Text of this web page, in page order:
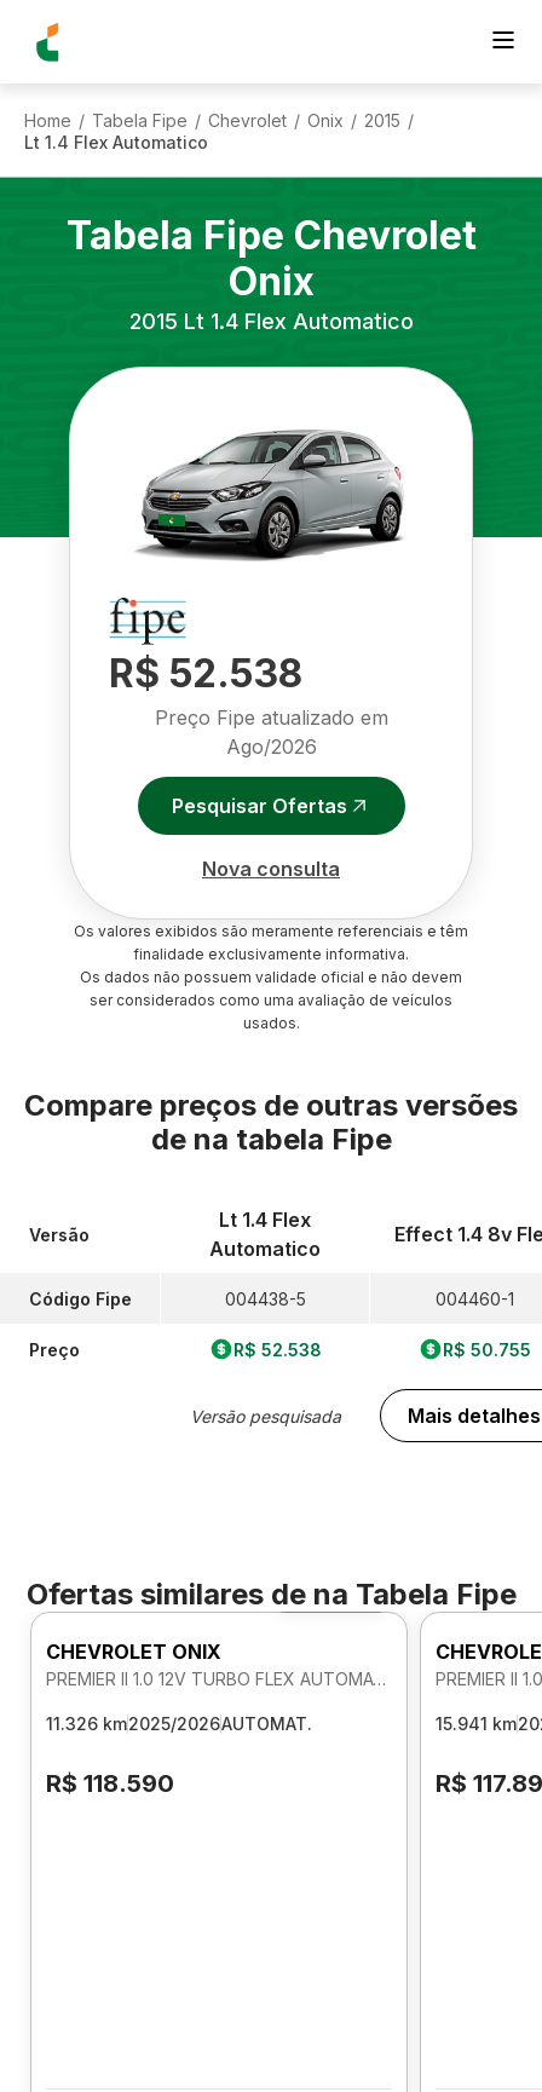
Home / Tabela Fipe / Chevrolet / Onix / 2015 /
Lt 1.4 Flex Automatico
Tabela Fipe Chevrolet
Onix
2015 Lt 1.4 Flex Automatico
R$ 52.538
Preço Fipe atualizado em
Ago/2026
Pesquisar Ofertas
Nova consulta
Os valores exibidos são meramente referenciais e têm
finalidade exclusivamente informativa.
Os dados não possuem validade oficial e não devem
ser considerados como uma avaliação de veículos
usados.
Compare preços de outras versões
de na tabela Fipe
Versão
Código Fipe
Preço
Lt 1.4 Flex
Automatico
004438-5
R$ 52.538
Versão pesquisada
Effect 1.4 8v
004460-1
R$ 50.755
Mais detalhes
Ofertas similares de na Tabela Fipe
Foto 360º
CHEVROLET ONIX
PREMIER II 1.0 12V TURBO FLEX AUTOMATICO
11.326 km2025/2026AUTOMAT.
R$ 118.590
15.941 km
R$